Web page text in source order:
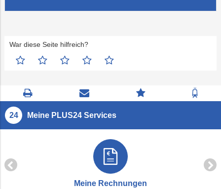
War diese Seite hilfreich?
Seite
drucken
Kontaktseite
öffnen
Zum
Feedback
Zur
Meine PLUS24 Services
Meine Rechnungen